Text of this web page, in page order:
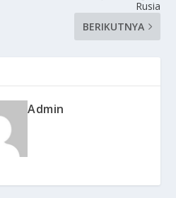
Rusia
BERIKUTNYA
Admin